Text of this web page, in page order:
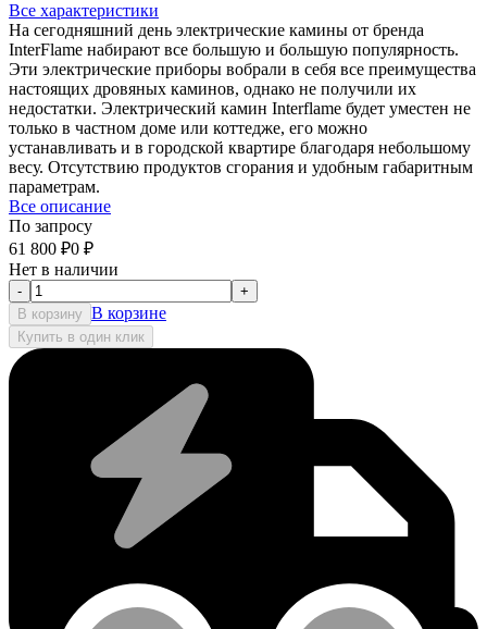
Все характеристики
На сегодняшний день электрические камины от бренда
InterFlame набирают все большую и большую популярность.
Эти электрические приборы вобрали в себя все преимущества
настоящих дровяных каминов, однако не получили их
недостатки. Электрический камин Interflame будет уместен не
только в частном доме или коттедже, его можно
устанавливать и в городской квартире благодаря небольшому
весу. Отсутствию продуктов сгорания и удобным габаритным
параметрам.
Все описание
По запросу
61 800 ₽0 ₽
Нет в наличии
-
+
В корзину В корзине
Купить в один клик